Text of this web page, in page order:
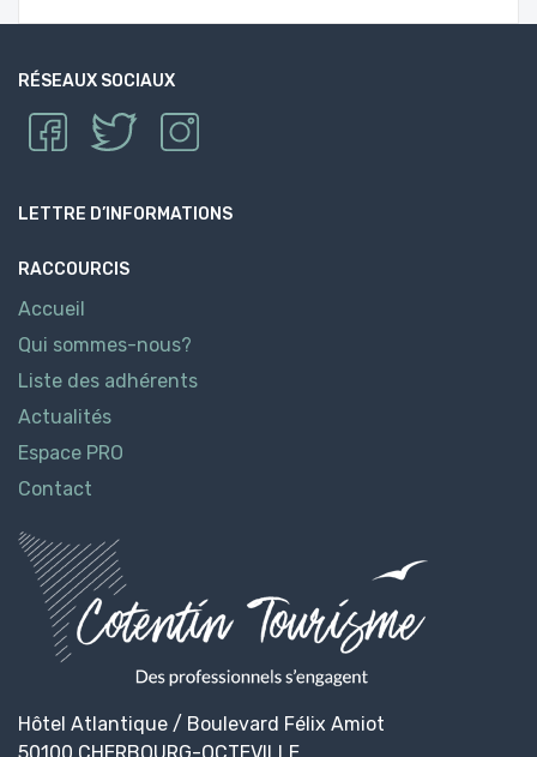
RÉSEAUX SOCIAUX
LETTRE D’INFORMATIONS
RACCOURCIS
Accueil
Qui sommes-nous?
Liste des adhérents
Actualités
Espace PRO
Contact
Hôtel Atlantique / Boulevard Félix Amiot